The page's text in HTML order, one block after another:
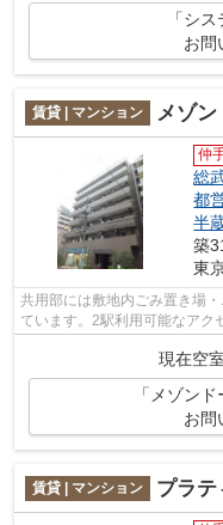
「シ
お問
賃貸 | マンション メゾ
仲
総
都
半
築
東
共用部には敷地内ごみ置き場
ています。2駅利用可能なアク
です。こちらの物件はマンシ
現在空
「メゾン
お問
賃貸 | マンション プラテ